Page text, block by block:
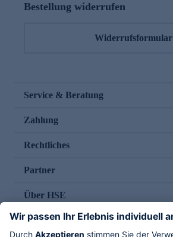
Bestellung widerrufen
Widerrufsformular
Service & Beratung
Zahlung
Rechtliches
Partner
Über HSE
Im TV